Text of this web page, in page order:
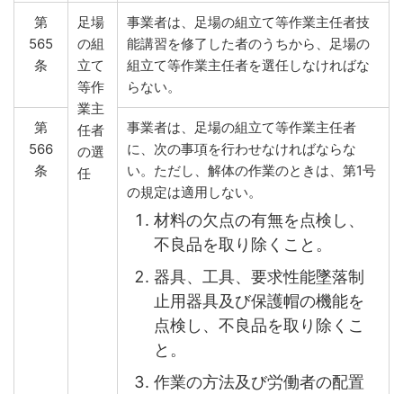
第
565
条
足場
の組
立て
等作
業主
任者
の選
任
事業者は、足場の組立て等作業主任者技
能講習を修了した者のうちから、足場の
組立て等作業主任者を選任しなければな
らない。
第
566
条
事業者は、足場の組立て等作業主任者
に、次の事項を行わせなければならな
い。ただし、解体の作業のときは、第1号
の規定は適用しない。
材料の欠点の有無を点検し、
不良品を取り除くこと。
器具、工具、要求性能墜落制
止用器具及び保護帽の機能を
点検し、不良品を取り除くこ
と。
作業の方法及び労働者の配置